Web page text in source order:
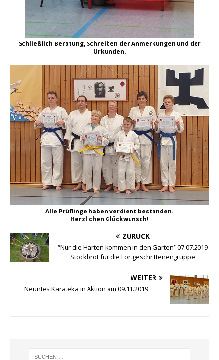
Schließlich Beratung, Schreiben der Anmerkungen und der
Urkunden.
Alle Prüflinge haben verdient bestanden.
Herzlichen Glückwunsch!
ZURÜCK
“Nur die Harten kommen in den Garten” 07.07.2019
Stockbrot für die Fortgeschrittenengruppe
WEITER
Neuntes Karateka in Aktion am 09.11.2019